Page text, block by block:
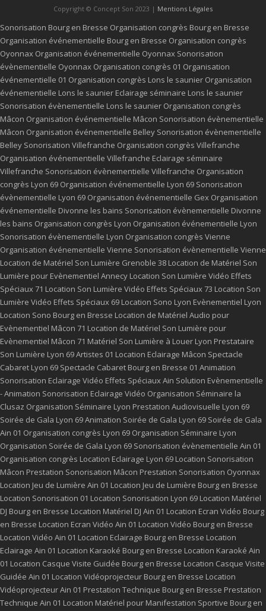
Copyright © Concept Son 2023 | Mentions Légales
Sonorisation Bourg en Bresse Organisation congrès Bourg en Bresse
Organisation événementielle Bourg en Bresse Organisation congrès
Oyonnax Organisation événementielle Oyonnax Sonorisation
évènementielle Oyonnax Organisation congrès 01 Organisation
événementielle 01 Organisation congrès Lons le saunier Organisation
événementielle Lons le saunier Eclairage séminaire Lons le saunier
Sonorisation évènementielle Lons le saunier Organisation congrès
Mâcon Organisation événementielle Mâcon Sonorisation évènementielle
Mâcon Organisation événementielle Belley Sonorisation évènementielle
Belley Sonorisation Villefranche Organisation congrès Villefranche
Organisation événementielle Villefranche Eclairage séminaire
Villefranche Sonorisation évènementielle Villefranche Organisation
congrès Lyon 69 Organisation événementielle Lyon 69 Sonorisation
évènementielle Lyon 69 Organisation événementielle Gex Organisation
événementielle Divonne les bains Sonorisation évènementielle Divonne
les bains Organisation congrès Lyon Organisation événementielle Lyon
Sonorisation évènementielle Lyon Organisation congrès Vienne
Organisation événementielle Vienne Sonorisation évènementielle Vienne
Location de Matériel Son Lumière Grenoble 38 Location de Matériel Son
Lumière pour Evènementiel Annecy Location Son Lumière Vidéo Effets
Spéciaux 71 Location Son Lumière Vidéo Effets Spéciaux 73 Location Son
Lumière Vidéo Effets Spéciaux 69 Location Sono Lyon Evènementiel Lyon
Location Sono Bourg en Bresse Location de Matériel Audio pour
Evènementiel Mâcon 71 Location de Matériel Son Lumière pour
Evènementiel Mâcon 71 Matériel Son Lumière à Louer Lyon Prestataire
Son Lumière Lyon 69Artistes 01 Location Eclairage Mâcon Spectacle
Cabaret Lyon 69 Spectacle Cabaret Bourg en Bresse 01 Animation
Sonorisation Eclairage Vidéo Effets Spéciaux Ain Solution Evènementielle
- Animation Sonorisation Eclairage Vidéo Organisation Séminaire la
Clusaz Organisation Séminaire Lyon Prestation Audiovisuelle Lyon 69
Soirée de Gala Lyon 69Animation Soirée de Gala Lyon 69 Soirée de Gala
Ain 01 Organisation congrès Lyon 69 Organisation Séminaire Lyon
Organisation Soirée de Gala Lyon 69 Sonorisation évènementielle Ain 01
Organisation congrès Location Eclairage Lyon 69 Location Sonorisation
Mâcon Prestation Sonorisation Mâcon Prestation Sonorisation Oyonnax
Location Jeu de Lumière Ain 01 Location Jeu de Lumière Bourg en Bresse
Location Sonorisation 01 Location Sonorisation Lyon 69 Location Matériel
DJ Bourg en Bresse Location Matériel DJ Ain 01 Location Ecran Vidéo Bourg
en Bresse Location Ecran Vidéo Ain 01 Location Vidéo Bourg en Bresse
Location Vidéo Ain 01 Location Eclairage Bourg en Bresse Location
Eclairage Ain 01 Location Karaoké Bourg en Bresse Location Karaoké Ain
01 Location Casque Visite Guidée Bourg en Bresse Location Casque Visite
Guidée Ain 01 Location Vidéoprojecteur Bourg en Bresse Location
Vidéoprojecteur Ain 01 Prestation Technique Bourg en Bresse Prestation
Technique Ain 01 Location Matériel pour Manifestation Sportive Bourg en